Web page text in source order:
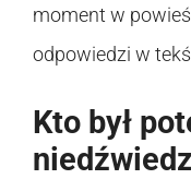
moment w
odpowiedzi w
Kto był